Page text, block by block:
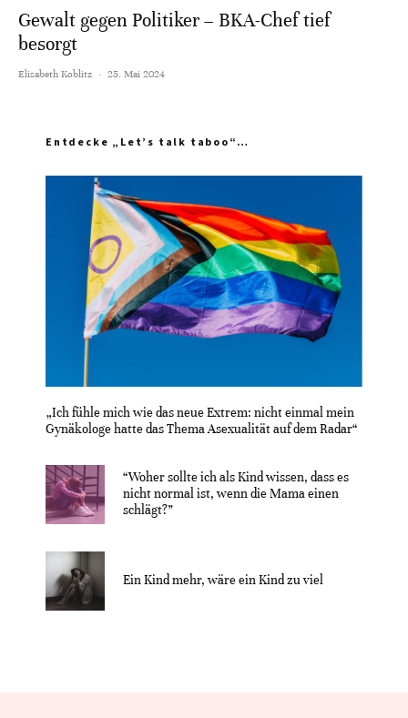
Gewalt gegen Politiker – BKA-Chef tief
besorgt
Elisabeth Koblitz · 25. Mai 2024
Entdecke „Let’s talk taboo“…
„Ich fühle mich wie das neue Extrem: nicht einmal mein
Gynäkologe hatte das Thema Asexualität auf dem Radar“
“Woher sollte ich als Kind wissen, dass es
nicht normal ist, wenn die Mama einen
schlägt?”
Ein Kind mehr, wäre ein Kind zu viel